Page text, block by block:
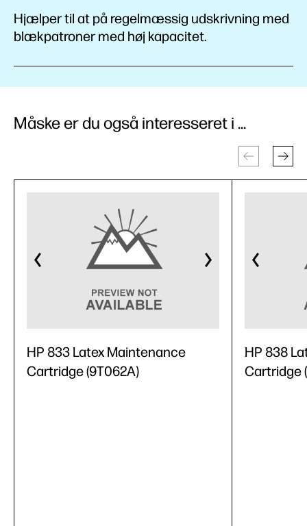
Hjælper til at på regelmæssig udskrivning med
blækpatroner med høj kapacitet.
Måske er du også interesseret i ...
HP 833 Latex Maintenance
Cartridge (9T062A)
HP 838
Cartridge